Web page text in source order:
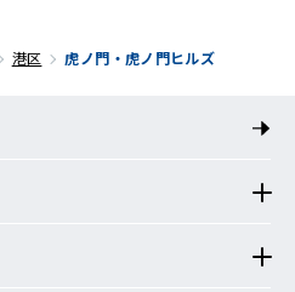
港区 虎ノ門・虎ノ門ヒルズ